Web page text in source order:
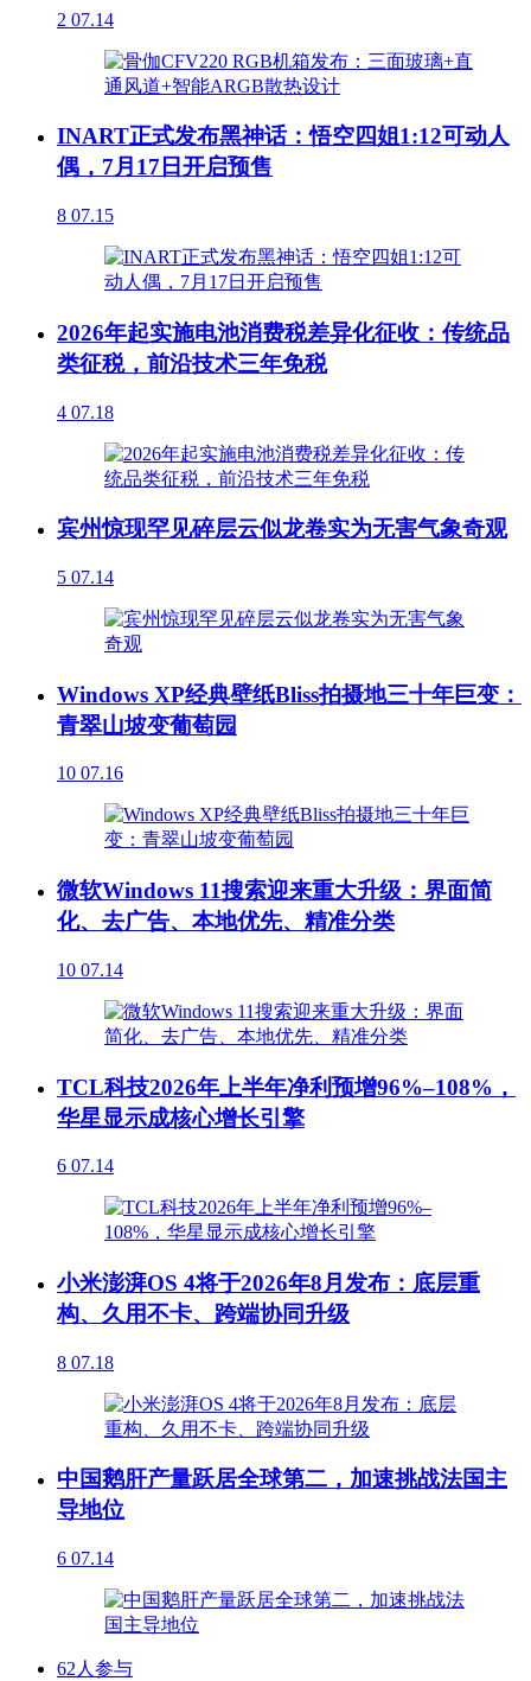
2 07.14
INART正式发布黑神话：悟空四姐1:12可动人
偶，7月17日开启预售
8 07.15
2026年起实施电池消费税差异化征收：传统品
类征税，前沿技术三年免税
4 07.18
宾州惊现罕见碎层云似龙卷实为无害气象奇观
5 07.14
Windows XP经典壁纸Bliss拍摄地三十年巨变：
青翠山坡变葡萄园
10 07.16
微软Windows 11搜索迎来重大升级：界面简
化、去广告、本地优先、精准分类
10 07.14
TCL科技2026年上半年净利预增96%–108%，
华星显示成核心增长引擎
6 07.14
小米澎湃OS 4将于2026年8月发布：底层重
构、久用不卡、跨端协同升级
8 07.18
中国鹅肝产量跃居全球第二，加速挑战法国主
导地位
6 07.14
62人参与